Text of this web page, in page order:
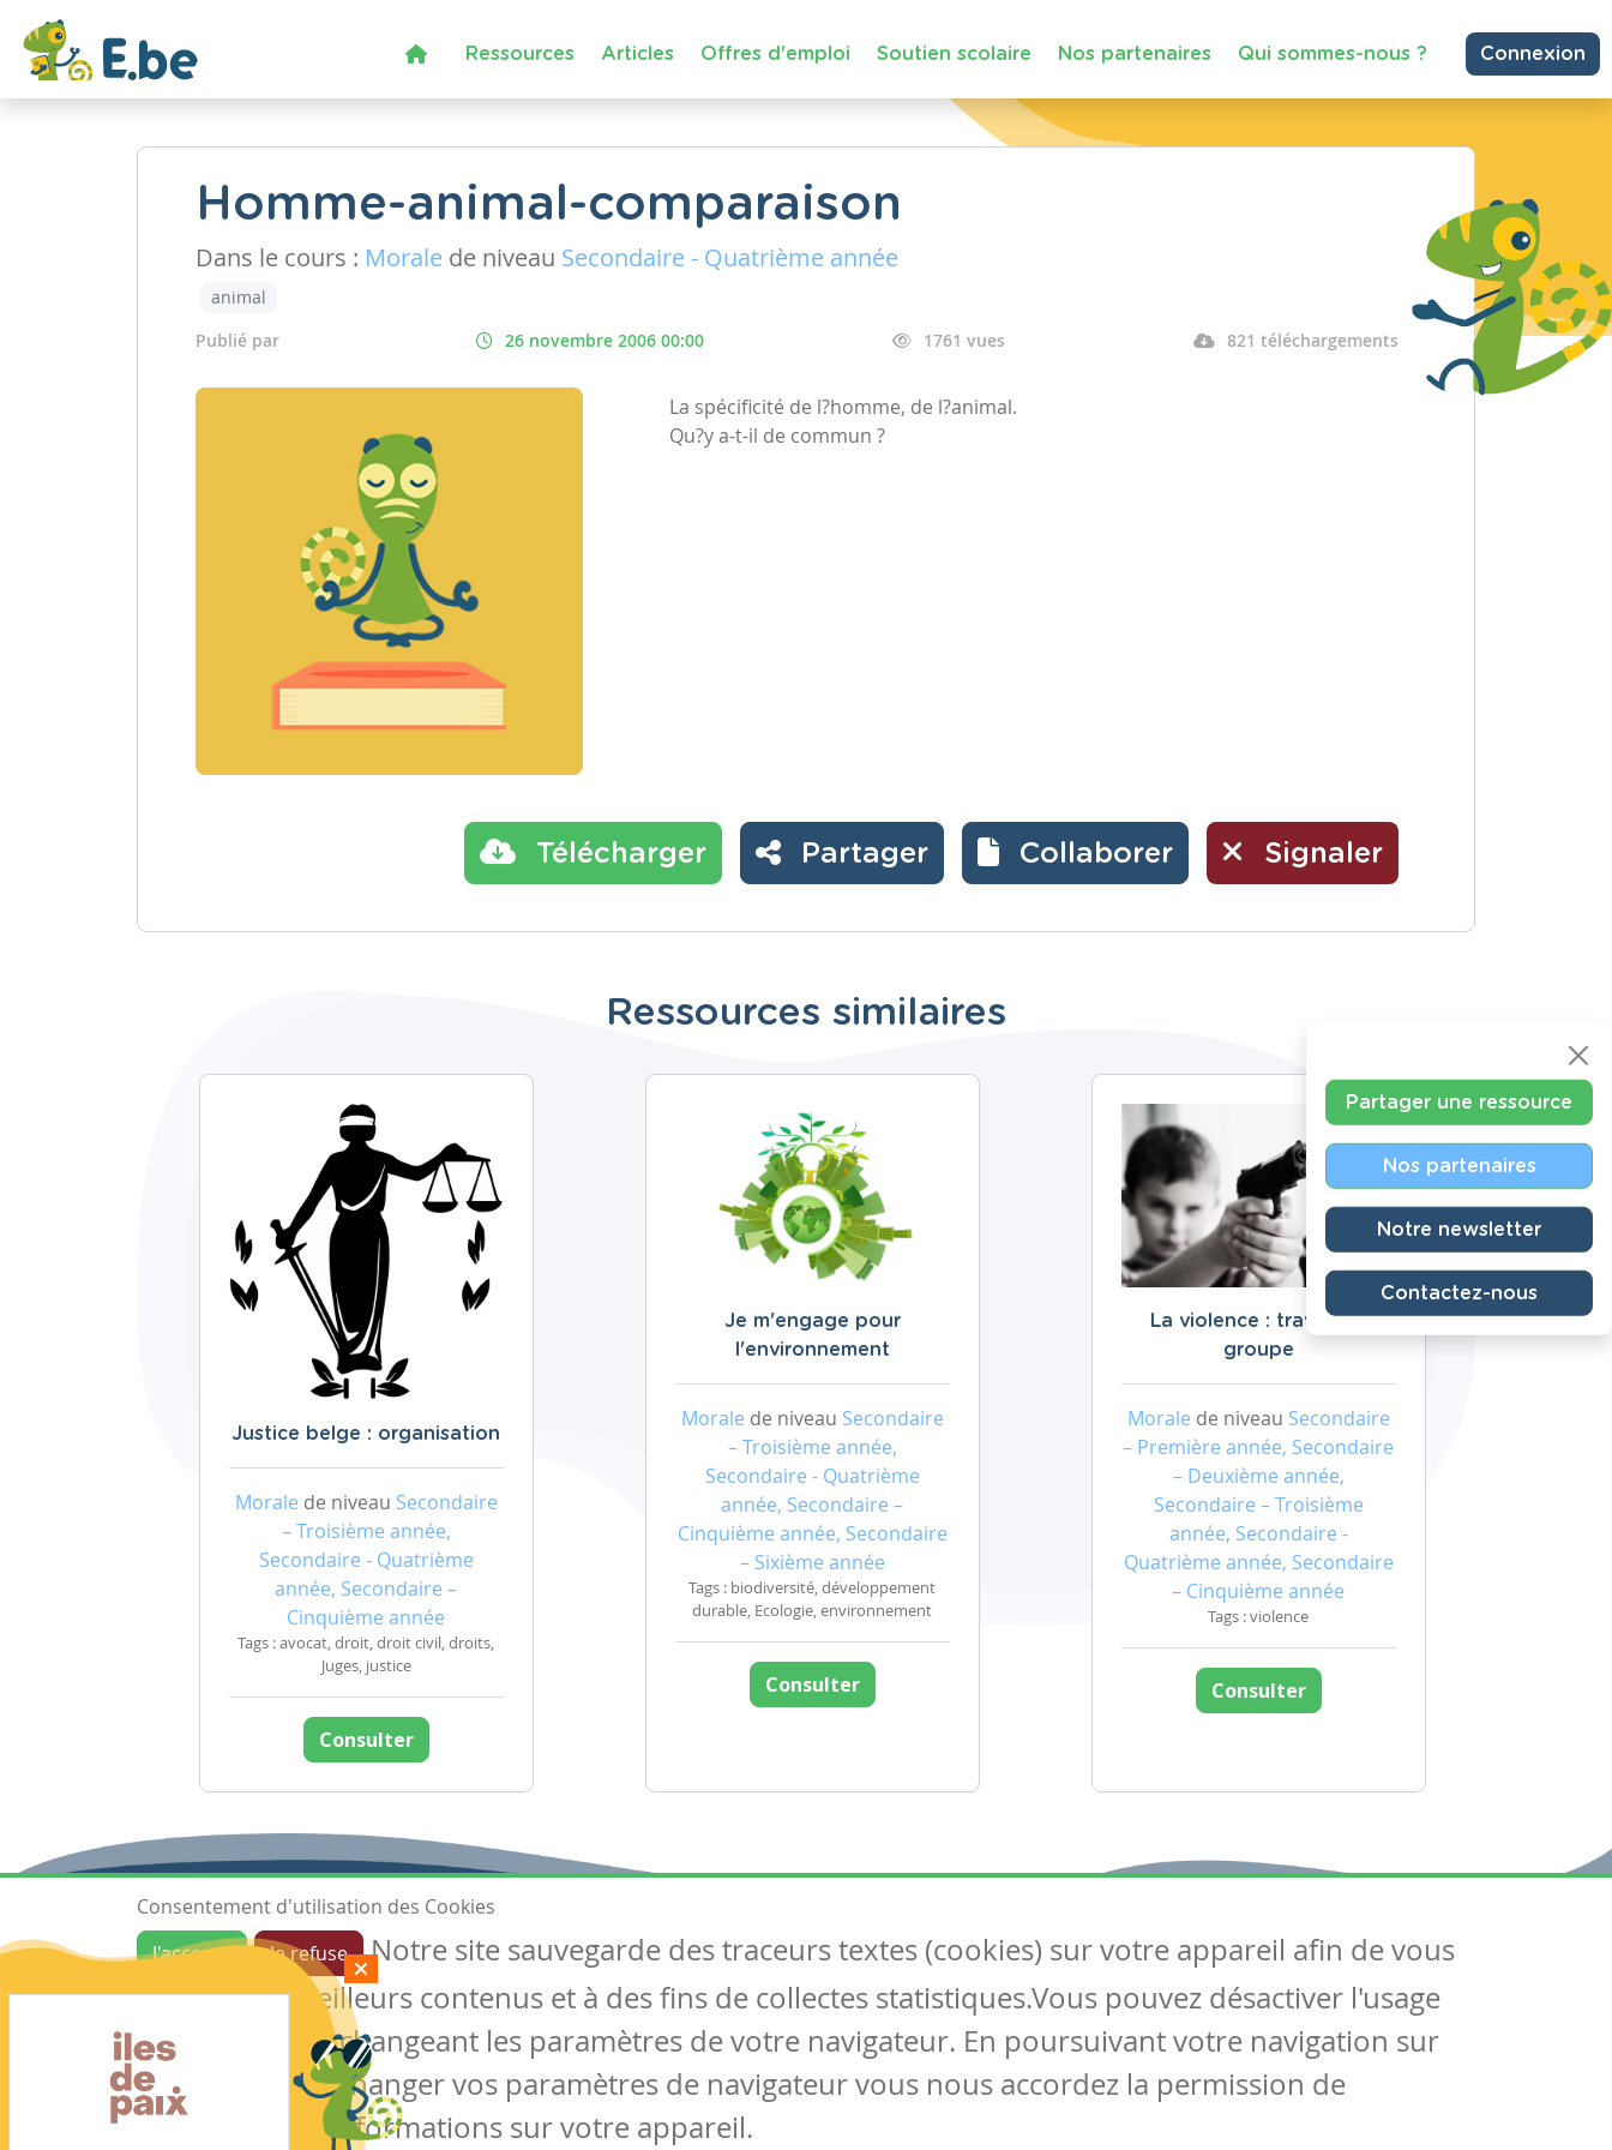
Ressources Articles Offres d'emploi Soutien scolaire Nos partenaires Qui sommes-nous ? Connexion
Homme-animal-comparaison
Dans le cours : Morale de niveau Secondaire - Quatrième année
animal
Publié par
26 novembre 2006 00:00 1761 vues 821 téléchargements
La spécificité de l?homme, de l?animal.
Qu?y a-t-il de commun ?
Télécharger Partager Collaborer Signaler
Ressources similaires
Justice belge : organisation
Morale de niveau Secondaire
– Troisième année,
Secondaire - Quatrième
année, Secondaire –
Cinquième année
Tags : avocat, droit, droit civil, droits,
Juges, justice
Consulter
Je m'engage pour
l'environnement
Morale de niveau Secondaire
– Troisième année,
Secondaire - Quatrième
année, Secondaire –
Cinquième année, Secondaire
– Sixième année
Tags : biodiversité, développement
durable, Ecologie, environnement
Consulter
La violence : travail de
groupe
Morale de niveau Secondaire
– Première année, Secondaire
– Deuxième année,
Secondaire – Troisième
année, Secondaire -
Quatrième année, Secondaire
– Cinquième année
Tags : violence
Consulter
Partager une ressource
Nos partenaires
Notre newsletter
Contactez-nous
Ressources
Les ressources
Créer une ressource
Mes ressources
Articles
Tous les articles
Articles DYS
Circulaires
Suivez-nous
Contactez-nous
Soutien scolaire
Consentement d'utilisation des Cookies
J'accepte
Je refuse
Notre site sauvegarde des traceurs textes (cookies) sur votre appareil afin de vous
garantir de meilleurs contenus et à des fins de collectes statistiques.Vous pouvez désactiver l'usage
des cookies en changeant les paramètres de votre navigateur. En poursuivant votre navigation sur
notre site sans changer vos paramètres de navigateur vous nous accordez la permission de
conserver des informations sur votre appareil.